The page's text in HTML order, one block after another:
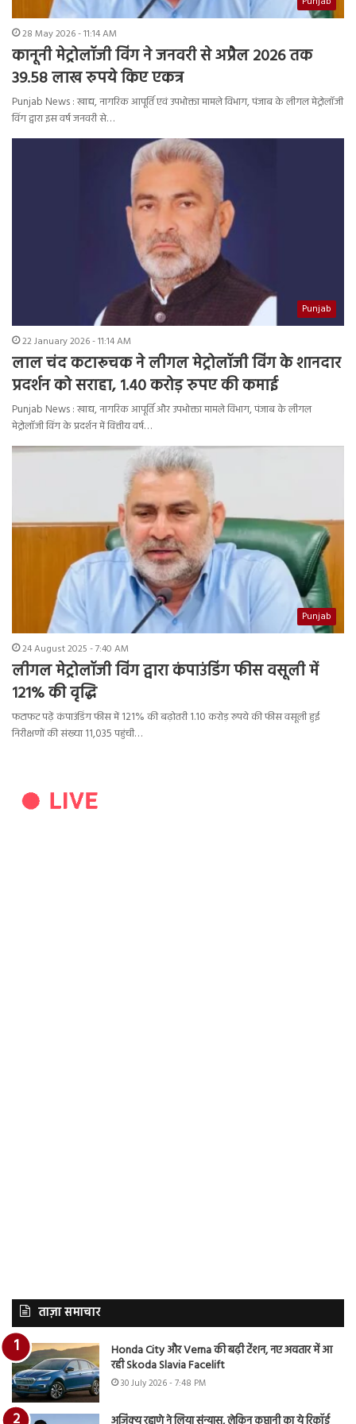
28 May 2026 - 11:14 AM
कानूनी मेट्रोलॉजी विंग ने जनवरी से अप्रैल 2026 तक
39.58 लाख रुपये किए एकत्र
Punjab News : खाद्य, नागरिक आपूर्ति एवं उपभोक्ता मामले विभाग, पंजाब के लीगल मेट्रोलॉजी
विंग द्वारा इस वर्ष जनवरी से…
Punjab
22 January 2026 - 11:14 AM
लाल चंद कटारूचक ने लीगल मेट्रोलॉजी विंग के शानदार
प्रदर्शन को सराहा, 1.40 करोड़ रुपए की कमाई
Punjab News : खाद्य, नागरिक आपूर्ति और उपभोक्ता मामले विभाग, पंजाब के लीगल
मेट्रोलॉजी विंग के प्रदर्शन में वित्तीय वर्ष…
Punjab
24 August 2025 - 7:40 AM
लीगल मेट्रोलॉजी विंग द्वारा कंपाउंडिंग फीस वसूली में
121% की वृद्धि
फटाफट पढ़ें कंपाउंडिंग फीस में 121% की बढ़ोतरी 1.10 करोड़ रुपये की फीस वसूली हुई
निरीक्षणों की संख्या 11,035 पहुंची…
ताज़ा समाचार
Honda City और Verna की बढ़ी टेंशन, नए अवतार में आ
रही Skoda Slavia Facelift
30 July 2026 - 7:48 PM